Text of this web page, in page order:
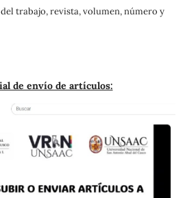
trabajo, revista, volumen, número y
de envío de artículos: